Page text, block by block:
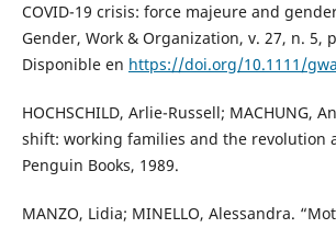
COVID-19 crisis: force majeure and
Gender, Work & Organization, v. 27, n. 5,
Disponible en https://doi.org/10.1111/
HOCHSCHILD, Arlie-Russell; MACHUNG,
shift: working families and the revolution
Penguin Books, 1989.
MANZO, Lidia; MINELLO, Alessandra.